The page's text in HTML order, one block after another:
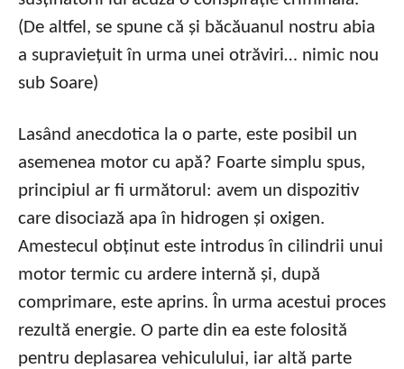
(De altfel, se spune că și băcăuanul nostru abia
a supraviețuit în urma unei otrăviri… nimic nou
sub Soare)
Lasând anecdotica la o parte, este posibil un
asemenea motor cu apă? Foarte simplu spus,
principiul ar fi următorul: avem un dispozitiv
care disociază apa în hidrogen și oxigen.
Amestecul obținut este introdus în cilindrii unui
motor termic cu ardere internă și, după
comprimare, este aprins. În urma acestui proces
rezultă energie. O parte din ea este folosită
pentru deplasarea vehiculului, iar altă parte